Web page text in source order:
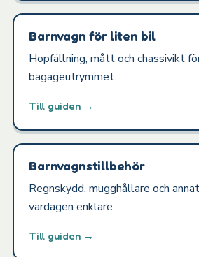
Barnvagn för liten bil
Hopfällning, mått och chassivikt
bagageutrymmet.
Till guiden →
Barnvagnstillbehör
Regnskydd, mugghållare och
vardagen enklare.
Till guiden →